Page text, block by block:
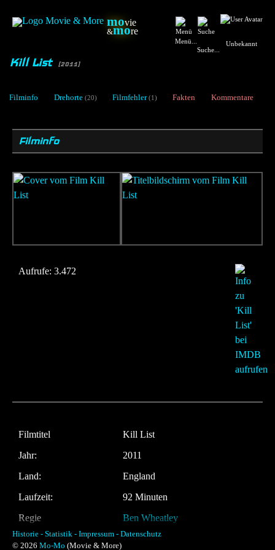
movie
&more
Menü...
Suche...
Unbekannt
Kill List [2011]
Filminfo Drehorte (20) Filmfehler (1) Fakten Kommentare
Filminfo
Aufrufe: 3.472
Filmtitel
Kill List
Jahr:
2011
Land:
England
Laufzeit:
92 Minuten
Regie
Ben Wheatley
Musik:
Jim Williams
Historie - Statistik - Impressum - Datenschutz
© 2026 Mo-Mo (Movie & More)